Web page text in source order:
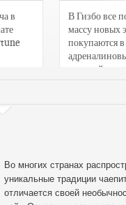
в
В Гизбо все
массу новых
покупаются в
страстей
Во многих странах
уникальные традиции
отличается своей